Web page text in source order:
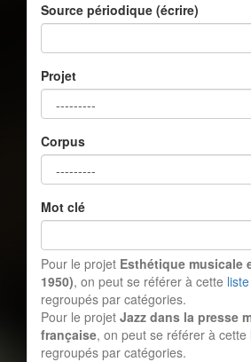
Source périodique (écrire)
Projet
Corpus
Mot clé
Pour le projet Esthétique musicale
1950), on peut se référer à cette
regroupés par catégories.
Pour le projet Jazz dans la presse
française, on peut se référer à cette
regroupés par catégories.